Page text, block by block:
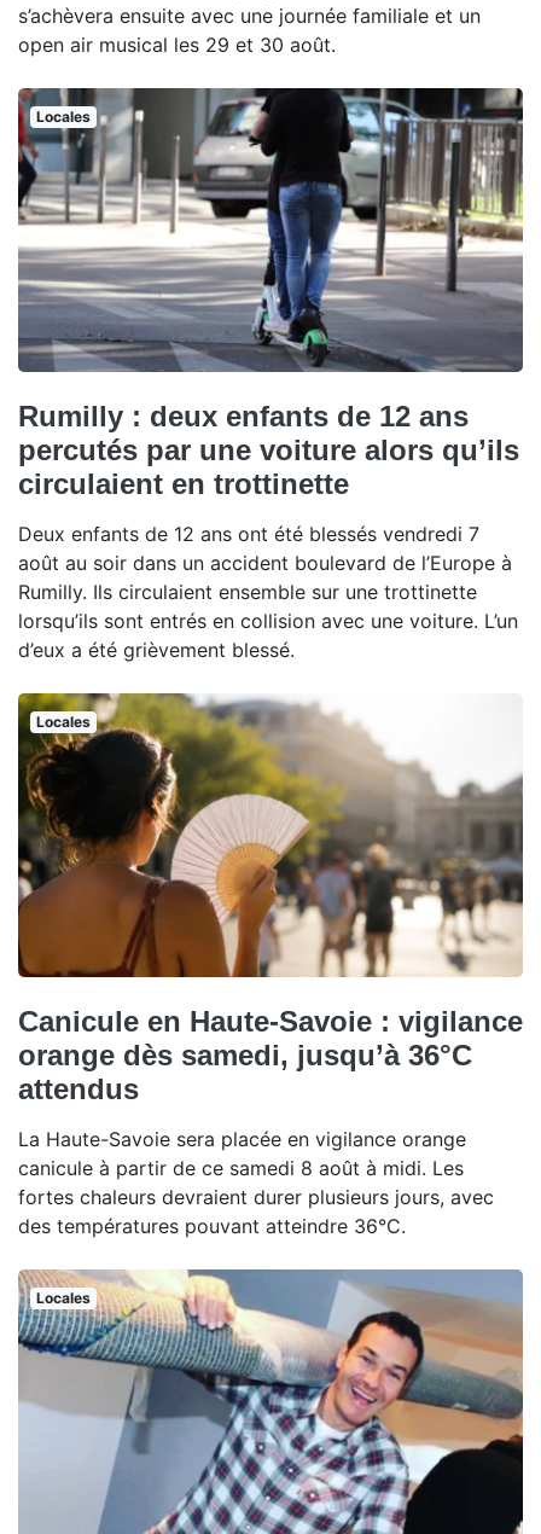
s’achèvera ensuite avec une journée familiale et un
open air musical les 29 et 30 août.
Locales
Rumilly : deux enfants de 12 ans
percutés par une voiture alors qu’ils
circulaient en trottinette
Deux enfants de 12 ans ont été blessés vendredi 7
août au soir dans un accident boulevard de l’Europe à
Rumilly. Ils circulaient ensemble sur une trottinette
lorsqu’ils sont entrés en collision avec une voiture. L’un
d’eux a été grièvement blessé.
Locales
Canicule en Haute-Savoie : vigilance
orange dès samedi, jusqu’à 36°C
attendus
La Haute-Savoie sera placée en vigilance orange
canicule à partir de ce samedi 8 août à midi. Les
fortes chaleurs devraient durer plusieurs jours, avec
des températures pouvant atteindre 36°C.
Locales